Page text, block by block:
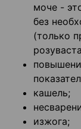
моче -
без
(только
кашель;
изжога;